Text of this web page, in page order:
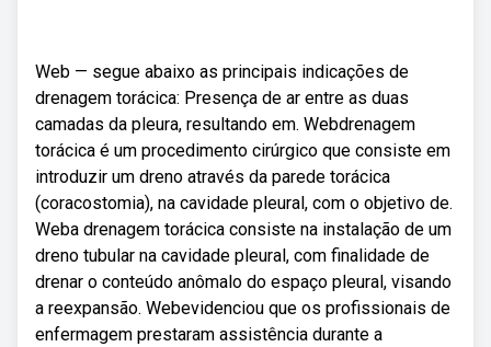
Web — segue abaixo as principais indicações de
drenagem torácica: Presença de ar entre as duas
camadas da pleura, resultando em. Webdrenagem
torácica é um procedimento cirúrgico que consiste em
introduzir um dreno através da parede torácica
(coracostomia), na cavidade pleural, com o objetivo de.
Weba drenagem torácica consiste na instalação de um
dreno tubular na cavidade pleural, com finalidade de
drenar o conteúdo anômalo do espaço pleural, visando
a reexpansão. Webevidenciou que os profissionais de
enfermagem prestaram assistência durante a